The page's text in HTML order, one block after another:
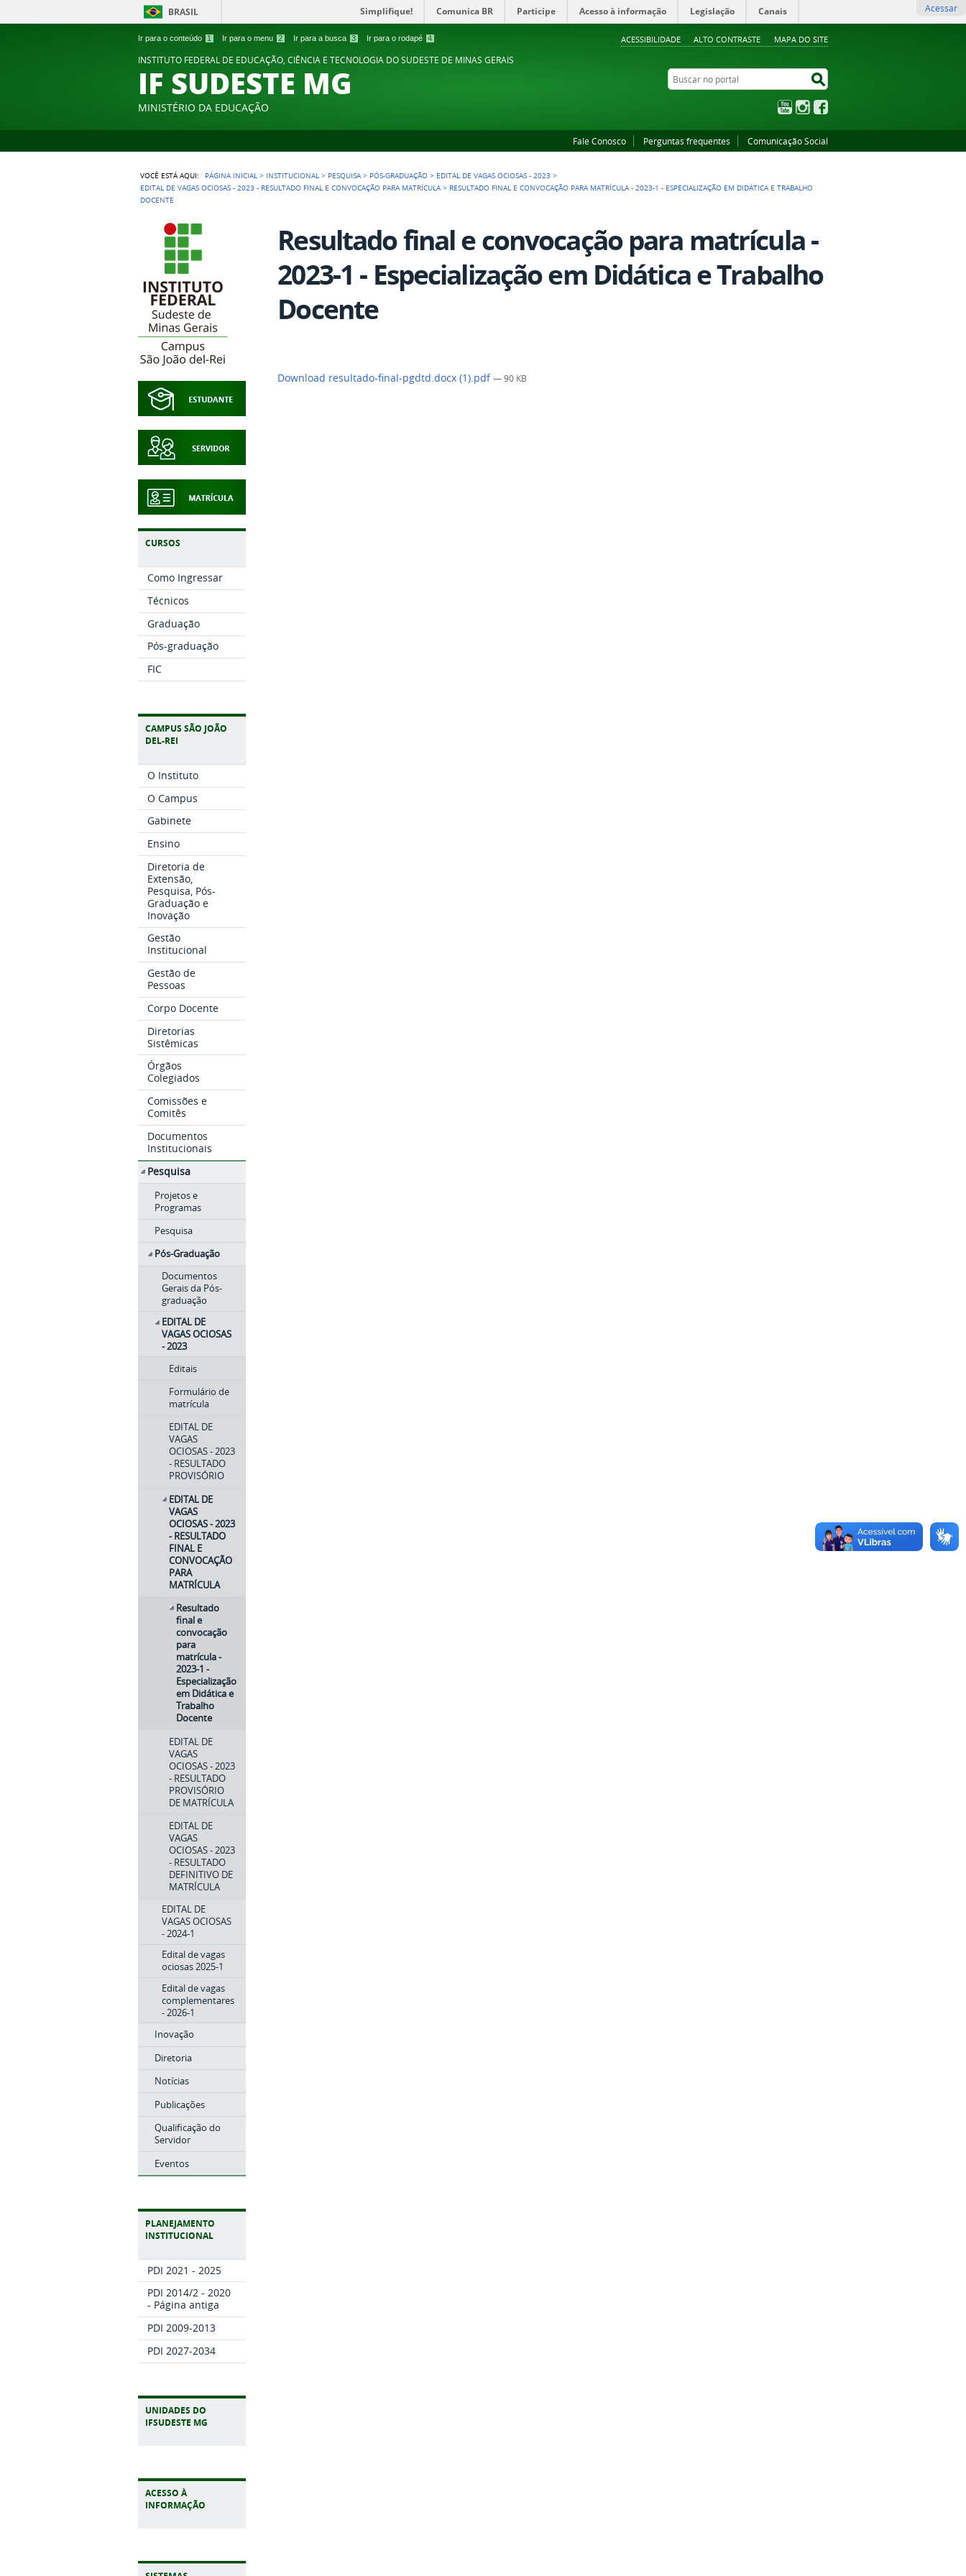
Ir para o conteúdo 1 Ir para o menu 2 Ir para a busca 3 Ir para o rodapé 4 ACESSIBILIDADE ALTO CONTRASTE MAPA DO SITE
BRASIL Simplifique! Comunica BR Participe Acesso à informação Legislação Canais Acessar
INSTITUTO FEDERAL DE EDUCAÇÃO, CIÊNCIA E TECNOLOGIA DO SUDESTE DE MINAS GERAIS
IF SUDESTE MG
MINISTÉRIO DA EDUCAÇÃO
Buscar no portal
YouTubeInstagram
Fale Conosco Perguntas frequentes Comunicação Social
VOCÊ ESTÁ AQUI: PÁGINA INICIAL > INSTITUCIONAL > PESQUISA > PÓS-GRADUAÇÃO > EDITAL DE VAGAS OCIOSAS - 2023 >
EDITAL DE VAGAS OCIOSAS - 2023 - RESULTADO FINAL E CONVOCAÇÃO PARA MATRÍCULA > RESULTADO FINAL E CONVOCAÇÃO PARA MATRÍCULA - 2023-1 - ESPECIALIZAÇÃO EM DIDÁTICA E TRABALHO
DOCENTE
CURSOS
Como Ingressar
Técnicos
Graduação
Pós-graduação
FIC
CAMPUS SÃO JOÃO
DEL-REI
O Instituto
O Campus
Gabinete
Ensino
Diretoria de
Extensão,
Pesquisa, Pós-
Graduação e
Inovação
Gestão
Institucional
Gestão de
Pessoas
Corpo Docente
Diretorias
Sistêmicas
Órgãos
Colegiados
Comissões e
Comitês
Documentos
Institucionais
Pesquisa
Projetos e
Programas
Pesquisa
Pós-Graduação
Documentos
Gerais da Pós-
graduação
EDITAL DE
VAGAS OCIOSAS
- 2023
Editais
Formulário de
matrícula
EDITAL DE
VAGAS
OCIOSAS - 2023
- RESULTADO
PROVISÓRIO
EDITAL DE
VAGAS
OCIOSAS - 2023
- RESULTADO
FINAL E
CONVOCAÇÃO
PARA
MATRÍCULA
Resultado
final e
convocação
para
matrícula -
2023-1 -
Especialização
em Didática e
Trabalho
Docente
EDITAL DE
VAGAS
OCIOSAS - 2023
- RESULTADO
PROVISÓRIO
DE MATRÍCULA
EDITAL DE
VAGAS
OCIOSAS - 2023
- RESULTADO
DEFINITIVO DE
MATRÍCULA
EDITAL DE
VAGAS OCIOSAS
- 2024-1
Edital de vagas
ociosas 2025-1
Edital de vagas
complementares
- 2026-1
Inovação
Diretoria
Notícias
Publicações
Qualificação do
Servidor
Eventos
PLANEJAMENTO
INSTITUCIONAL
PDI 2021 - 2025
PDI 2014/2 - 2020
- Página antiga
PDI 2009-2013
PDI 2027-2034
UNIDADES DO
IFSUDESTE MG
ACESSO À
INFORMAÇÃO
Resultado final e convocação para matrícula -
2023-1 - Especialização em Didática e Trabalho
Docente
Download resultado-final-pgdtd.docx (1).pdf— 90 KB